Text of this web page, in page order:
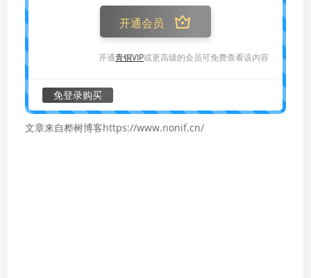
开通会员
开通青铜VIP或更高级的会员可免费查看该内容
免登录购买
文章来自桦树博客https://www.nonif.cn/